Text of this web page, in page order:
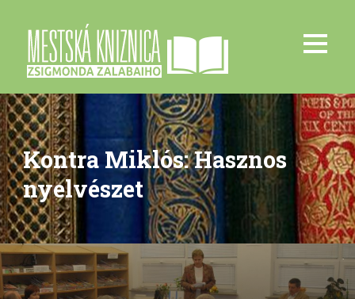
Kontra Miklós: Hasznos
nyelvészet